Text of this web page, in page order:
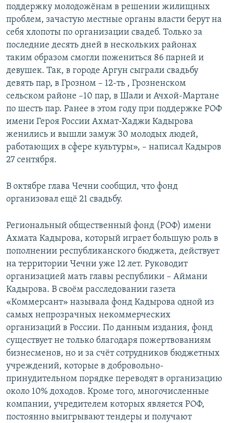
поддержку молодожёнам в решении жилищных
проблем, зачастую местные органы власти берут на
себя хлопоты по организации свадеб. Только за
последние десять дней в нескольких районах
таким образом смогли пожениться 86 парней и
девушек. Так, в городе Аргун сыграли свадьбу
девять пар, в Грозном – 12-ть , Грозненском
сельском районе –10 пар, в Шали и Ачхой-Мартане
по шесть пар. Ранее в этом году при поддержке РОФ
имени Героя России Ахмат-Хаджи Кадырова
женились и вышли замуж 30 молодых людей,
работающих в сфере культуры», – написал Кадыров
27 сентября.
В октябре глава Чечни сообщил, что фонд
организовал ещё 21 свадьбу.
Региональный общественный фонд (РОФ) имени
Ахмата Кадырова, который играет большую роль в
пополнении республиканского бюджета, действует
на территории Чечни уже 12 лет. Руководит
организацией мать главы республики – Аймани
Кадырова. В своём расследовании газета
«Коммерсант» называла фонд Кадырова одной из
самых непрозрачных некоммерческих
организаций в России. По данным издания, фонд
существует не только благодаря пожертвованиям
бизнесменов, но и за счёт сотрудников бюджетных
учреждений, которые в добровольно-
принудительном порядке переводят в организацию
около 10% доходов. Кроме того, многочисленные
компании, учредителем которых является РОФ,
постоянно выигрывают тендеры и получают